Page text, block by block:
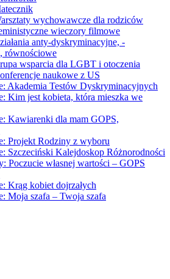
wychowawcze dla rodziców
wieczory filmowe
anty-dyskryminacyjne, -
równościowe
wsparcia dla LGBT i otoczenia
naukowe z US
Akademia Testów Dyskryminacyjnych
Kim jest kobieta, która mieszka we
Kawiarenki dla mam GOPS,
Projekt Rodziny z wyboru
Szczeciński Kalejdoskop Różnorodności
Poczucie własnej wartości – GOPS
Krąg kobiet dojrzałych
Moja szafa – Twoja szafa